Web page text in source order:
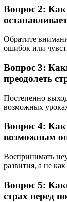
Вопрос 2: Как
Обратите
ошибок или
Вопрос 3:
преодолеть
Постепенно
возможных
Вопрос 4:
возможным
Воспринимать
развития, а не
Вопрос 5:
страх перед